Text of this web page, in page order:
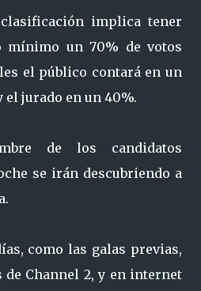
implica tener
mínimo un 70% de votos
el público contará en un
el jurado en un 40%.
de los candidatos
se irán descubriendo a
como las galas previas,
de Channel 2, y en internet